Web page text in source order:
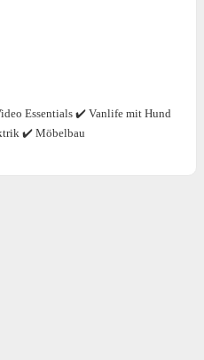
Essentials ✔️ Vanlife mit Hund
✔️ Möbelbau